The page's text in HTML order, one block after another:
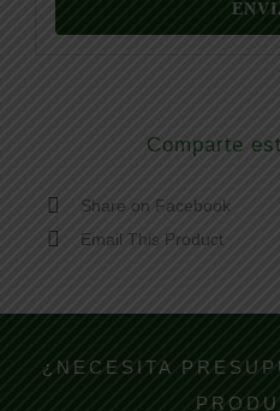
Comparte
Share on Facebook
Email This Product
¿NECESITA